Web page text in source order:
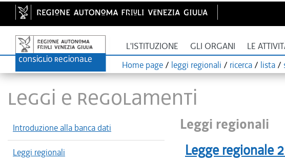
L'ISTITUZIONE GLI ORGANI LE
Home page / leggi regionali / ricerca / lista /
LEGGI E REGOLAMENTI
Introduzione alla banca dati
Leggi regionali
Leggi regionali
Legge regionale